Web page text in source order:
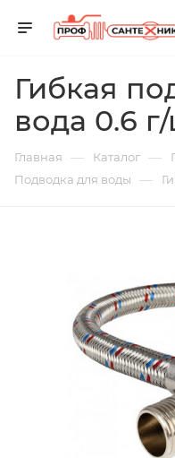
Гибкая
вода 0.6
Главная — Каталог —
Подводка для воды —